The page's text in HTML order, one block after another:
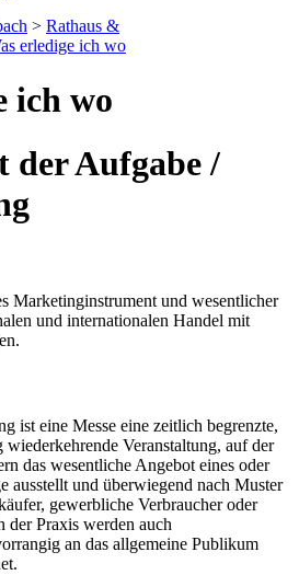
> Rathaus &
erledige ich wo
ich wo
der Aufgabe /
Marketinginstrument und wesentlicher
und internationalen Handel mit
ist eine Messe eine zeitlich begrenzte,
Veranstaltung, auf der
das wesentliche Angebot eines oder
ausstellt und überwiegend nach Muster
gewerbliche Verbraucher oder
der Praxis werden auch
an das allgemeine Publikum